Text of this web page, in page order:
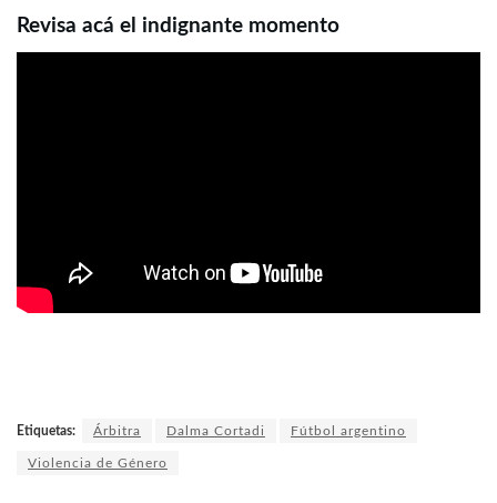
Revisa acá el indignante momento
Etiquetas: Árbitra Dalma Cortadi Fútbol argentino
Violencia de Género